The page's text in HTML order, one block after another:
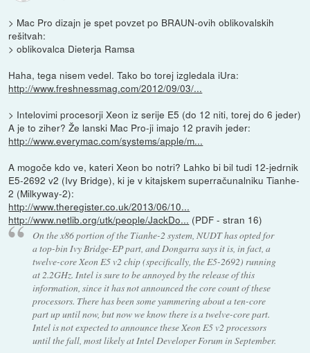
> Mac Pro dizajn je spet povzet po BRAUN-ovih oblikovalskih
rešitvah:
> oblikovalca Dieterja Ramsa
Haha, tega nisem vedel. Tako bo torej izgledala iUra:
http://www.freshnessmag.com/2012/09/03/...
> Intelovimi procesorji Xeon iz serije E5 (do 12 niti, torej do 6 jeder)
A je to ziher? Že lanski Mac Pro-ji imajo 12 pravih jeder:
http://www.everymac.com/systems/apple/m...
A mogoče kdo ve, kateri Xeon bo notri? Lahko bi bil tudi 12-jedrnik
E5-2692 v2 (Ivy Bridge), ki je v kitajskem superračunalniku Tianhe-
2 (Milkyway-2):
http://www.theregister.co.uk/2013/06/10...
http://www.netlib.org/utk/people/JackDo... (PDF - stran 16)
On the x86 portion of the Tianhe-2 system, NUDT has opted for
a top-bin Ivy Bridge-EP part, and Dongarra says it is, in fact, a
twelve-core Xeon E5 v2 chip (specifically, the E5-2692) running
at 2.2GHz. Intel is sure to be annoyed by the release of this
information, since it has not announced the core count of these
processors. There has been some yammering about a ten-core
part up until now, but now we know there is a twelve-core part.
Intel is not expected to announce these Xeon E5 v2 processors
until the fall, most likely at Intel Developer Forum in September.